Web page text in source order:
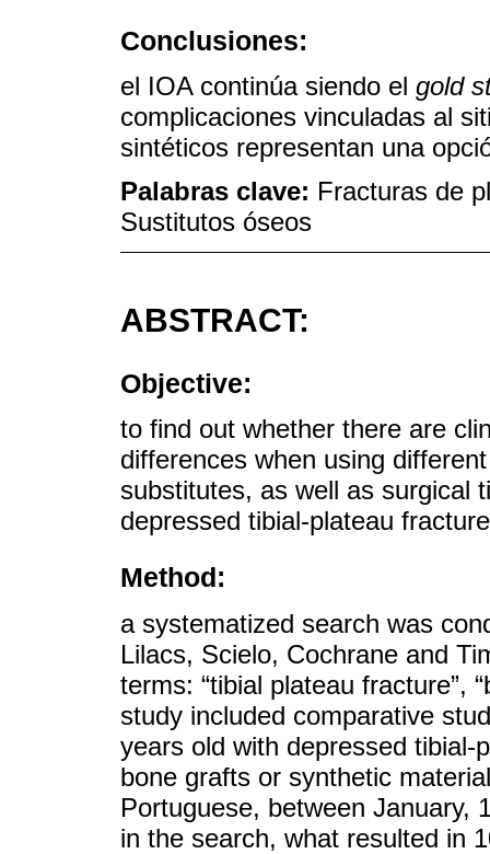
Conclusiones:
el IOA continúa siendo el gold
complicaciones vinculadas al
sintéticos representan una
Palabras clave: Fracturas de
Sustitutos óseos
ABSTRACT:
Objective:
to find out whether there are
differences when using
substitutes, as well as surgical
depressed tibial-plateau
Method:
a systematized search was
Lilacs, Scielo, Cochrane and
terms: “tibial plateau fracture”,
study included comparative
years old with depressed
bone grafts or synthetic
Portuguese, between January,
in the search, what resulted in